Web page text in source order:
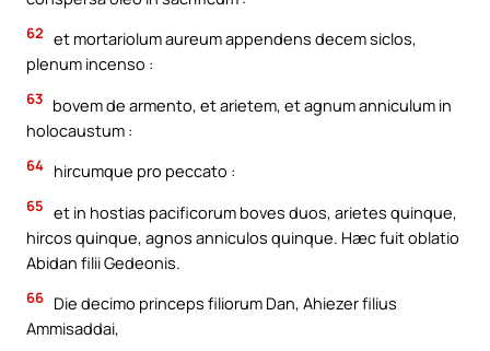
62 et mortariolum aureum appendens decem siclos,
plenum incenso :
63 bovem de armento, et arietem, et agnum anniculum in
holocaustum :
64 hircumque pro peccato :
65 et in hostias pacificorum boves duos, arietes quinque,
hircos quinque, agnos anniculos quinque. Hæc fuit oblatio
Abidan filii Gedeonis.
66 Die decimo princeps filiorum Dan, Ahiezer filius
Ammisaddai,